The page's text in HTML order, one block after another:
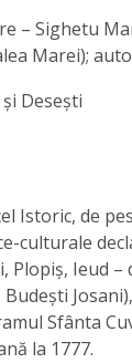
– Sighetu
Marei);
Desești
Istoric, de
culturale
Plopiş, Ieud
Sfânta
la 1777.